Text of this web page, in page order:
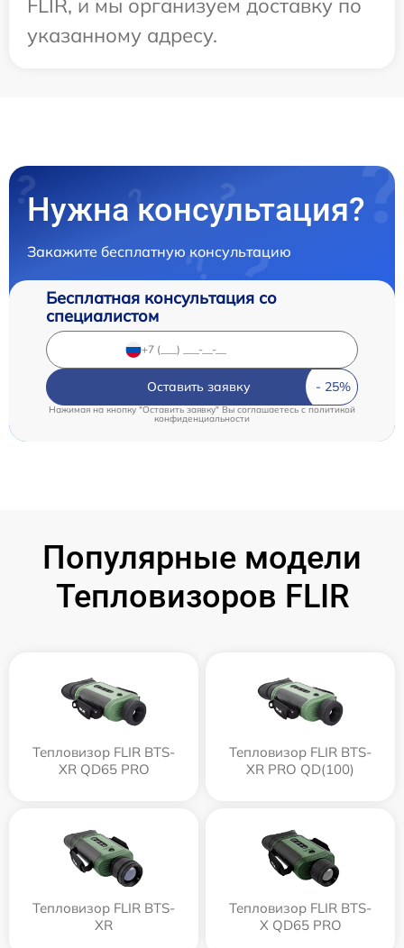
FLIR, и мы организуем доставку по
указанному адресу.
Нужна консультация?
Закажите бесплатную консультацию
Бесплатная консультация со
специалистом
Оставить заявку
Нажимая на кнопку "Оставить заявку" Вы соглашаетесь cполитикой
конфиденциальности
Популярные модели
Тепловизоров FLIR
Тепловизор FLIR BTS-
XR QD65 PRO
Тепловизор FLIR BTS-
XR PRO QD(100)
Тепловизор FLIR BTS-
XR
Тепловизор FLIR BTS-
X QD65 PRO